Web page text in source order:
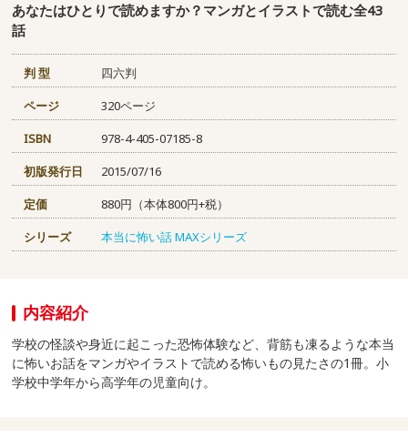
あなたはひとりで読めますか？マンガとイラストで読む全43
話
判 型
四六判
ページ
320ページ
ISBN
978-4-405-07185-8
初版発行日
2015/07/16
定価
880円（本体800円+税）
シリーズ
本当に怖い話 MAXシリーズ
内容紹介
学校の怪談や身近に起こった恐怖体験など、背筋も凍るような本当
に怖いお話をマンガやイラストで読める怖いもの見たさの1冊。小
学校中学年から高学年の児童向け。